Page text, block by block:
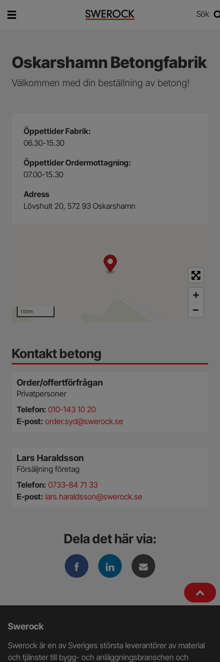
Sök
Oskarshamn Betongfabrik
Välkommen med din beställning av betong!
Öppettider Fabrik:
06.30-15.30
Öppettider Ordermottagning:
07.00-15.30
Adress
Lövshult 20, 572 93 Oskarshamn
100m
Kontakt betong
Order/offertförfrågan
Privatpersoner
Telefon: 010-143 10 20
E-post: order.syd@swerock.se
Lars Haraldsson
Försäljning företag
Telefon: 0733-84 71 33
E-post: lars.haraldsson@swerock.se
Dela det här via:
Ytterligare
information
Swerock
Swerock är en av Sveriges största leverantörer av material
och tjänster till bygg- och anläggningsbranschen och